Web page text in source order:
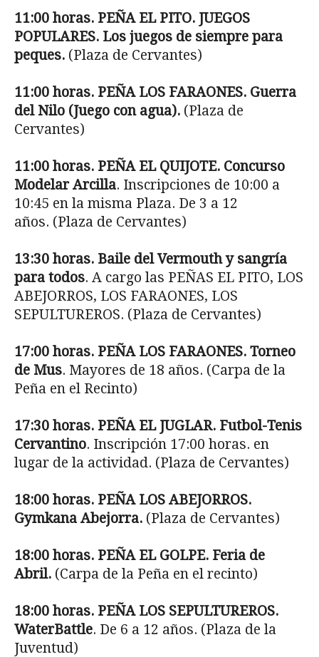
11:00 horas. PEÑA EL PITO. JUEGOS
POPULARES. Los juegos de siempre para
peques. (Plaza de Cervantes)
11:00 horas. PEÑA LOS FARAONES. Guerra
del Nilo (Juego con agua). (Plaza de
Cervantes)
11:00 horas. PEÑA EL QUIJOTE. Concurso
Modelar Arcilla. Inscripciones de 10:00 a
10:45 en la misma Plaza. De 3 a 12
años. (Plaza de Cervantes)
13:30 horas. Baile del Vermouth y sangría
para todos. A cargo las PEÑAS EL PITO, LOS
ABEJORROS, LOS FARAONES, LOS
SEPULTUREROS. (Plaza de Cervantes)
17:00 horas. PEÑA LOS FARAONES. Torneo
de Mus. Mayores de 18 años. (Carpa de la
Peña en el Recinto)
17:30 horas. PEÑA EL JUGLAR. Futbol-Tenis
Cervantino. Inscripción 17:00 horas. en
lugar de la actividad. (Plaza de Cervantes)
18:00 horas. PEÑA LOS ABEJORROS.
Gymkana Abejorra. (Plaza de Cervantes)
18:00 horas. PEÑA EL GOLPE. Feria de
Abril. (Carpa de la Peña en el recinto)
18:00 horas. PEÑA LOS SEPULTUREROS.
WaterBattle. De 6 a 12 años. (Plaza de la
Juventud)